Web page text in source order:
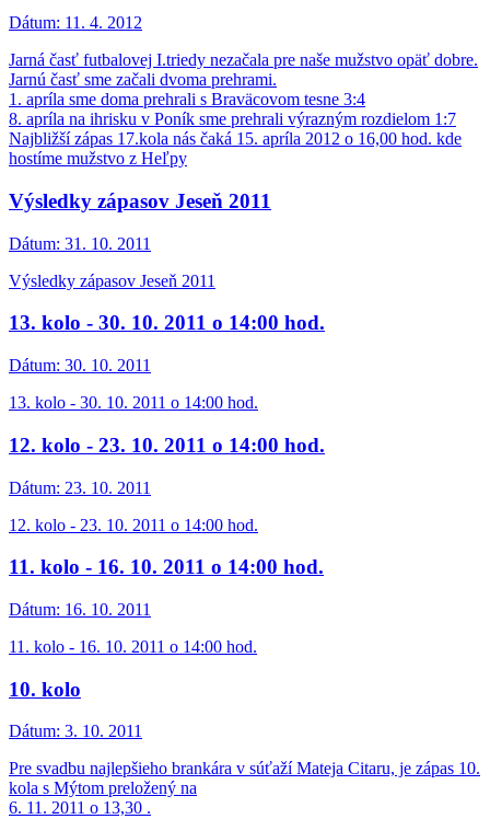
Dátum: 11. 4. 2012
Jarná časť futbalovej I.triedy nezačala pre naše mužstvo opäť dobre.
Jarnú časť sme začali dvoma prehrami.
1. apríla sme doma prehrali s Braväcovom tesne 3:4
8. apríla na ihrisku v Poník sme prehrali výrazným rozdielom 1:7
Najbližší zápas 17.kola nás čaká 15. apríla 2012 o 16,00 hod. kde
hostíme mužstvo z Heľpy
Výsledky zápasov Jeseň 2011
Dátum: 31. 10. 2011
Výsledky zápasov Jeseň 2011
13. kolo - 30. 10. 2011 o 14:00 hod.
Dátum: 30. 10. 2011
13. kolo - 30. 10. 2011 o 14:00 hod.
12. kolo - 23. 10. 2011 o 14:00 hod.
Dátum: 23. 10. 2011
12. kolo - 23. 10. 2011 o 14:00 hod.
11. kolo - 16. 10. 2011 o 14:00 hod.
Dátum: 16. 10. 2011
11. kolo - 16. 10. 2011 o 14:00 hod.
10. kolo
Dátum: 3. 10. 2011
Pre svadbu najlepšieho brankára v súťaží Mateja Citaru, je zápas 10.
kola s Mýtom preložený na
6. 11. 2011 o 13,30 .